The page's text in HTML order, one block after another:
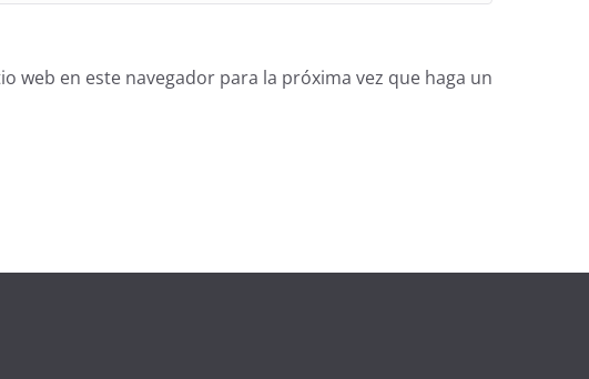
web en este navegador para la próxima vez que haga un